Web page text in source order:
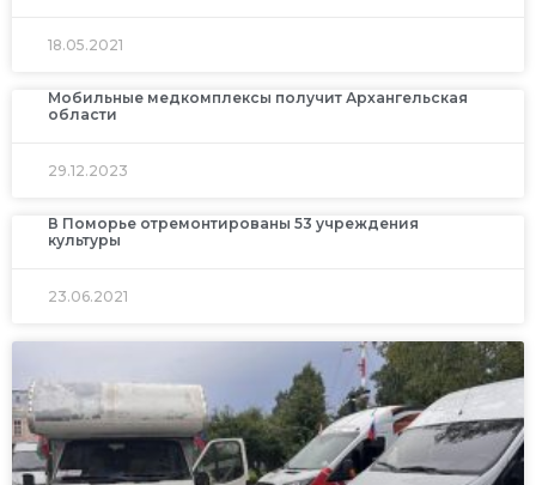
18.05.2021
Мобильные медкомплексы получит Архангельская
области
29.12.2023
В Поморье отремонтированы 53 учреждения
культуры
23.06.2021